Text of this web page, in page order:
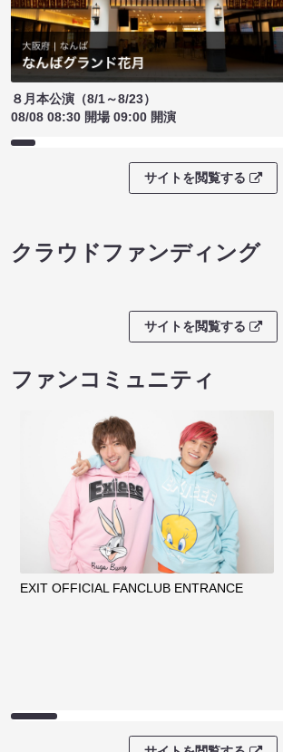
８月本公演（8/1～8/23）
08/08 08:30 開場 09:00 開演
サイトを閲覧する
クラウドファンディング
サイトを閲覧する
ファンコミュニティ
EXIT OFFICIAL FANCLUB ENTRANCE